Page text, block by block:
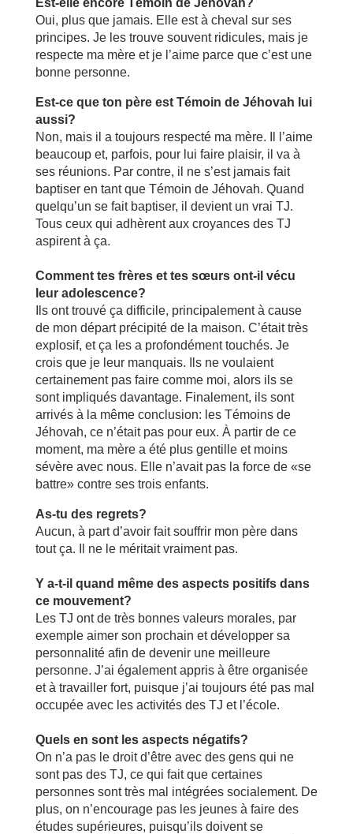
Est-elle encore Témoin de Jéhovah?
Oui, plus que jamais. Elle est à cheval sur ses
principes. Je les trouve souvent ridicules, mais je
respecte ma mère et je l’aime parce que c’est une
bonne personne.
Est-ce que ton père est Témoin de Jéhovah lui
aussi?
Non, mais il a toujours respecté ma mère. Il l’aime
beaucoup et, parfois, pour lui faire plaisir, il va à
ses réunions. Par contre, il ne s’est jamais fait
baptiser en tant que Témoin de Jéhovah. Quand
quelqu’un se fait baptiser, il devient un vrai TJ.
Tous ceux qui adhèrent aux croyances des TJ
aspirent à ça.
Comment tes frères et tes sœurs ont-il vécu
leur adolescence?
Ils ont trouvé ça difficile, principalement à cause
de mon départ précipité de la maison. C’était très
explosif, et ça les a profondément touchés. Je
crois que je leur manquais. Ils ne voulaient
certainement pas faire comme moi, alors ils se
sont impliqués davantage. Finalement, ils sont
arrivés à la même conclusion: les Témoins de
Jéhovah, ce n’était pas pour eux. À partir de ce
moment, ma mère a été plus gentille et moins
sévère avec nous. Elle n’avait pas la force de «se
battre» contre ses trois enfants.
As-tu des regrets?
Aucun, à part d’avoir fait souffrir mon père dans
tout ça. Il ne le méritait vraiment pas.
Y a-t-il quand même des aspects positifs dans
ce mouvement?
Les TJ ont de très bonnes valeurs morales, par
exemple aimer son prochain et développer sa
personnalité afin de devenir une meilleure
personne. J’ai également appris à être organisée
et à travailler fort, puisque j’ai toujours été pas mal
occupée avec les activités des TJ et l’école.
Quels en sont les aspects négatifs?
On n’a pas le droit d’être avec des gens qui ne
sont pas des TJ, ce qui fait que certaines
personnes sont très mal intégrées socialement. De
plus, on n’encourage pas les jeunes à faire des
études supérieures, puisqu’ils doivent se